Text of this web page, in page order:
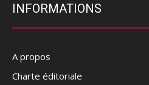
INFORMATIONS
A propos
Charte éditoriale